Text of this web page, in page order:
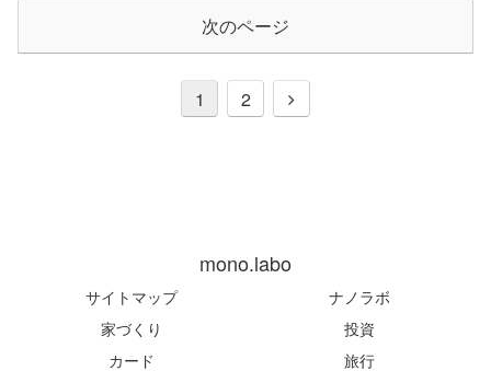
次のページ
1 2
次
mono.labo
サイトマップ
ナノラボ
家づくり
投資
カード
旅行